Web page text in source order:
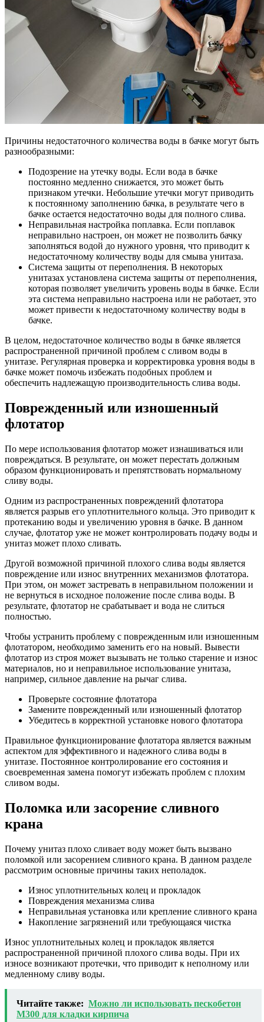
Причины недостаточного количества воды в бачке могут быть
разнообразными:
Подозрение на утечку воды. Если вода в бачке
постоянно медленно снижается, это может быть
признаком утечки. Небольшие утечки могут приводить
к постоянному заполнению бачка, в результате чего в
бачке остается недостаточно воды для полного слива.
Неправильная настройка поплавка. Если поплавок
неправильно настроен, он может не позволить бачку
заполняться водой до нужного уровня, что приводит к
недостаточному количеству воды для смыва унитаза.
Система защиты от переполнения. В некоторых
унитазах установлена система защиты от переполнения,
которая позволяет увеличить уровень воды в бачке. Если
эта система неправильно настроена или не работает, это
может привести к недостаточному количеству воды в
бачке.
В целом, недостаточное количество воды в бачке является
распространенной причиной проблем с сливом воды в
унитазе. Регулярная проверка и корректировка уровня воды в
бачке может помочь избежать подобных проблем и
обеспечить надлежащую производительность слива воды.
Поврежденный или изношенный
флотатор
По мере использования флотатор может изнашиваться или
повреждаться. В результате, он может перестать должным
образом функционировать и препятствовать нормальному
сливу воды.
Одним из распространенных повреждений флотатора
является разрыв его уплотнительного кольца. Это приводит к
протеканию воды и увеличению уровня в бачке. В данном
случае, флотатор уже не может контролировать подачу воды и
унитаз может плохо сливать.
Другой возможной причиной плохого слива воды является
повреждение или износ внутренних механизмов флотатора.
При этом, он может застревать в неправильном положении и
не вернуться в исходное положение после слива воды. В
результате, флотатор не срабатывает и вода не слиться
полностью.
Чтобы устранить проблему с поврежденным или изношенным
флотатором, необходимо заменить его на новый. Вывести
флотатор из строя может вызывать не только старение и износ
материалов, но и неправильное использование унитаза,
например, сильное давление на рычаг слива.
Проверьте состояние флотатора
Замените поврежденный или изношенный флотатор
Убедитесь в корректной установке нового флотатора
Правильное функционирование флотатора является важным
аспектом для эффективного и надежного слива воды в
унитазе. Постоянное контролирование его состояния и
своевременная замена помогут избежать проблем с плохим
сливом воды.
Поломка или засорение сливного
крана
Почему унитаз плохо сливает воду может быть вызвано
поломкой или засорением сливного крана. В данном разделе
рассмотрим основные причины таких неполадок.
Износ уплотнительных колец и прокладок
Повреждения механизма слива
Неправильная установка или крепление сливного крана
Накопление загрязнений или требующаяся чистка
Износ уплотнительных колец и прокладок является
распространенной причиной плохого слива воды. При их
износе возникают протечки, что приводит к неполному или
медленному сливу воды.
Читайте также: Можно ли использовать пескобетон
М300 для кладки кирпича